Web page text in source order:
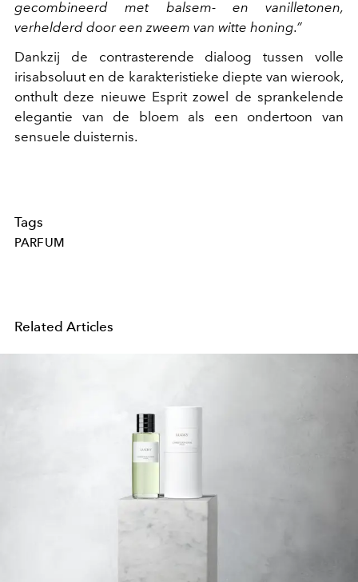
gecombineerd met balsem- en vanilletonen,
verhelderd door een zweem van witte honing.”
Dankzij de contrasterende dialoog tussen volle
irisabsoluut en de karakteristieke diepte van wierook,
onthult deze nieuwe Esprit zowel de sprankelende
elegantie van de bloem als een ondertoon van
sensuele duisternis.
Tags
PARFUM
Related Articles